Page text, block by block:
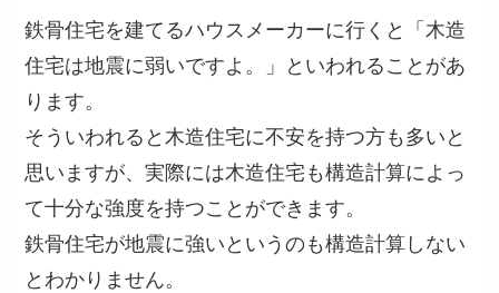
鉄骨住宅を建てるハウスメーカーに行くと「木造
住宅は地震に弱いですよ。」といわれることがあ
ります。
そういわれると木造住宅に不安を持つ方も多いと
思いますが、実際には木造住宅も構造計算によっ
て十分な強度を持つことができます。
鉄骨住宅が地震に強いというのも構造計算しない
とわかりません。